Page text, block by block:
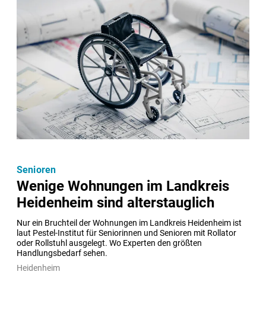
Wenige Wohnungen im Landkreis
Heidenheim sind alterstauglich
Nur ein Bruchteil der Wohnungen im Landkreis Heidenheim ist
laut Pestel-Institut für Seniorinnen und Senioren mit Rollator
oder Rollstuhl ausgelegt. Wo Experten den größten
Handlungsbedarf sehen.
Senioren
Heidenheim